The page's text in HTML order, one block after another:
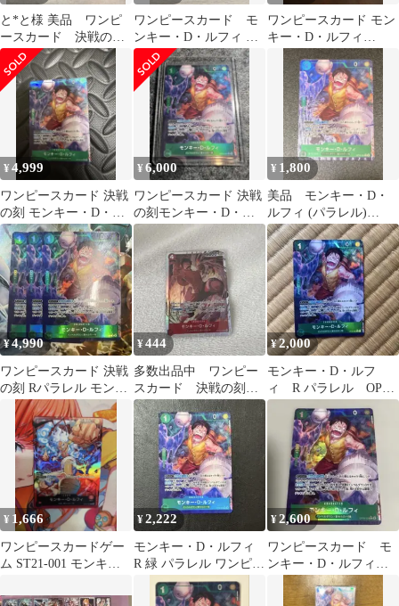
と*と様 美品 ワンピ
ースカード 決戦の
刻 ルフィ OP16-034
R パラレ
ワンピースカード モ
ンキー・D・ルフィ R
パラレル「決戦の刻」
ワンピースカード モン
キー・D・ルフィ
OP06-034 r パラレル
¥4,999
ワンピースカード 決戦
の刻 モンキー・D・ル
フィ Rパラレル
¥6,000
ワンピースカード 決戦
の刻モンキー・D・ル
フィ
¥ 1,800
美品 モンキー・D・
ルフィ (パラレル)
OP16-034 r パラレル
¥4,990
ワンピースカード 決戦
の刻 Rパラレル モンキ
ー・D・ルフィ OP16-
034
¥444
多数出品中 ワンピー
スカード 決戦の刻
モンキー Dルフィ
¥2,000
モンキー・D・ルフ
ィ R パラレル OP16-
034 決戦の刻 ①
¥ 1,666
ワンピースカードゲー
ム ST21-001 モンキ
ー 限定品
¥2,222
モンキー・D・ルフィ
R 緑 パラレル ワンピー
スカードM525 決戦の
¥2,600
ワンピースカード モ
ンキー・D・ルフィ R
パラレル OP16-034 決
戦の刻